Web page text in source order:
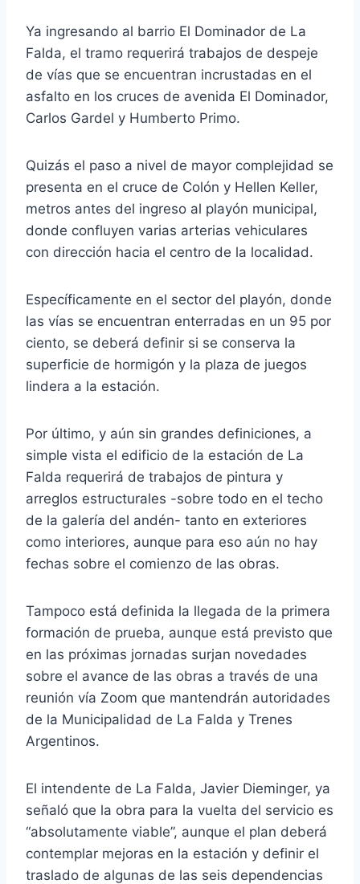
Ya ingresando al barrio El Dominador de La
Falda, el tramo requerirá trabajos de despeje
de vías que se encuentran incrustadas en el
asfalto en los cruces de avenida El Dominador,
Carlos Gardel y Humberto Primo.
Quizás el paso a nivel de mayor complejidad se
presenta en el cruce de Colón y Hellen Keller,
metros antes del ingreso al playón municipal,
donde confluyen varias arterias vehiculares
con dirección hacia el centro de la localidad.
Específicamente en el sector del playón, donde
las vías se encuentran enterradas en un 95 por
ciento, se deberá definir si se conserva la
superficie de hormigón y la plaza de juegos
lindera a la estación.
Por último, y aún sin grandes definiciones, a
simple vista el edificio de la estación de La
Falda requerirá de trabajos de pintura y
arreglos estructurales -sobre todo en el techo
de la galería del andén- tanto en exteriores
como interiores, aunque para eso aún no hay
fechas sobre el comienzo de las obras.
Tampoco está definida la llegada de la primera
formación de prueba, aunque está previsto que
en las próximas jornadas surjan novedades
sobre el avance de las obras a través de una
reunión vía Zoom que mantendrán autoridades
de la Municipalidad de La Falda y Trenes
Argentinos.
El intendente de La Falda, Javier Dieminger, ya
señaló que la obra para la vuelta del servicio es
“absolutamente viable”, aunque el plan deberá
contemplar mejoras en la estación y definir el
traslado de algunas de las seis dependencias